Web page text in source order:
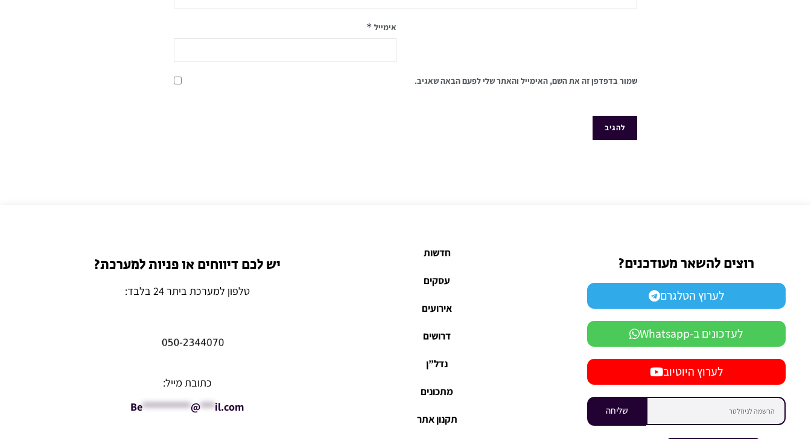
אימייל *
שמור בדפדפן זה את השם, האימייל והאתר שלי לפעם הבאה שאגיב.
רוצים להשאר מעודכנים?
לערוץ הטלגרם
לעדכונים ב-Whatsapp
לערוץ היוטיוב
שליחה
חדשות
עסקים
אירועים
דרושים
נדל”ן
מתכונים
תקנון אתר
יש לכם דיווחים או פניות למערכת?
טלפון למערכת ביתר 24 בלבד:
כתובת מייל:
Be**********@***il.com